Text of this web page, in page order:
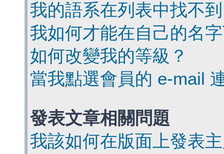
我的語系在列表中找不
我如何才能在自己的名
如何改變我的等級？
當我點選會員的 e-mail
發表文章相關問題
我該如何在版面上發表